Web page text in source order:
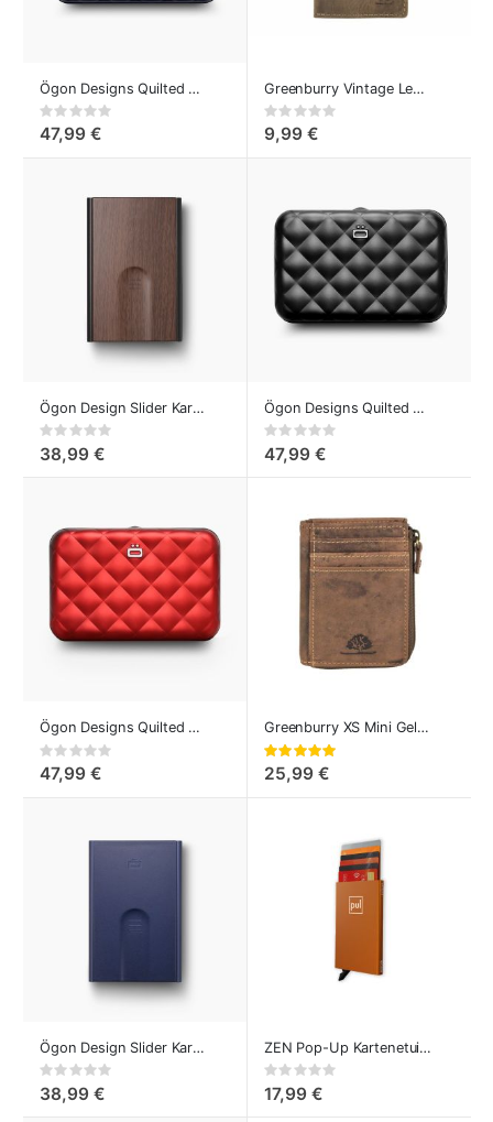
Ögon Designs Quilted Button Card Case Kartenetui Aluminium Navy-Blue
Rating:
47,99 €
Greenburry Vintage Leder Kartenetui
Rating:
9,99 €
Ögon Design Slider Kartenetui Sequoia
Rating:
38,99 €
Ögon Designs Quilted Button Card Case Kartenetui Aluminium Schwarz
Rating:
47,99 €
Ögon Designs Quilted Button Card Case Kartenetui Aluminium Rot
Rating:
0%
47,99 €
Greenburry XS Mini Geldbörse Vintage
Bewertung:
100%
25,99 €
Ögon Design Slider Kartenetui Navy Blau
Rating:
38,99 €
ZEN Pop-Up Kartenetui Orange
Rating:
17,99 €